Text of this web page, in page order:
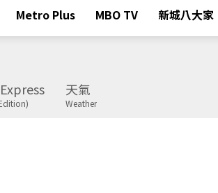
Metro Plus MBO TV 新城八大家
天氣
Weather